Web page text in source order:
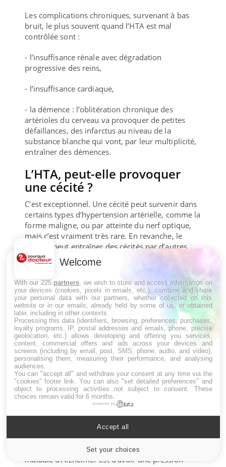
Les complications chroniques, survenant à bas
bruit, le plus souvent quand l’HTA est mal
contrôlée sont :
- l’insuffisance rénale avec dégradation
progressive des reins,
- l’insuffisance cardiaque,
- la démence : l’oblitération chronique des
artérioles du cerveau va provoquer de petites
défaillances, des infarctus au niveau de la
substance blanche qui vont, par leur multiplicité,
entraîner des démences.
L’HTA, peut-elle provoquer
une cécité ?
C’est exceptionnel. Une cécité peut survenir dans
certains types d’hypertension artérielle, comme la
forme maligne, ou par atteinte du nerf optique,
mais c’est vraiment très rare. En revanche, le
diabète peut entraîner des cécités par d’autres
mécanismes.
L’HTA peut-elle atteindre le
rein au point de nécessiter
une dialyse rénale ?
Oui, l’hypertension artérielle, comme le diabète,
sont les principaux facteurs d’insuffisance rénale
terminale avec comme conséquence soit la
dialyse pour la majorité d’entre eux, soit la greffe
rénale.
L’HTA peut-elle entraîner une
démence ?
Oui, et c’est un fait très méconnu des malades
pour lesquels la démence est considérée comme
une fatalité. On sait aujourd’hui que la seule
prévention des démences vasculaires et de la
maladie d’Alzheimer est d’avoir une pression
Welcome
With our 225 partners , we wish to store and access information on
your devices (cookies, pixels in emails, etc.), combine and share
your personal data with our partners, whether collected on this
website or in our emails, already held by some of us, or obtained
later, including in other contexts.
Processing this data (identifiers, browsing, preferences, purchases,
loyalty programs, IP, postal addresses and emails, phone, precise
geolocation, etc.) allows developing and offering you services,
content, commercial offers and ads across your devices and
screens (including by email, post, SMS, phone, audio, and video),
personalising them, measuring their performance, and analysing
audiences.
You can "accept all" and withdraw your consent at any time via the
"cookies" footer link . You can also "set detailed preferences" and
object to processing activities not subject to consent. These
choices remain valid for 6 months.
powered by
Set your choices
Accept all